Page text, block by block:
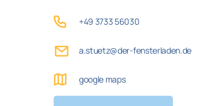
+49 3733 56030
a.stuetz@der-fensterladen.de
google maps